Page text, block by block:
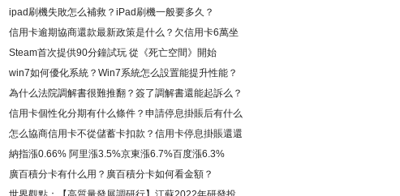
ipad刷機失敗怎么補救？iPad刷機一般要多久？
信用卡逾期協商還款最新政策是什么？欠信用卡6萬坐
牢親身經歷是真的嗎?
Steam首次提供90分鐘試玩 從《死亡空間》開始
win7如何優化系統？Win7系統怎么設置能提升性能？
為什么法院調解書很難推翻？簽了調解書還能起訴么？
信用卡個性化分期有什么條件？申請停息掛賬后有什么
影響？
怎么協商信用卡不從儲蓄卡扣款？信用卡停息掛賬還還
不清怎么辦？
納指漲0.66% 阿里漲3.5%京東漲6.7%百度漲6.3%
廣百積分卡有什么用？廣百積分卡如何看金額？